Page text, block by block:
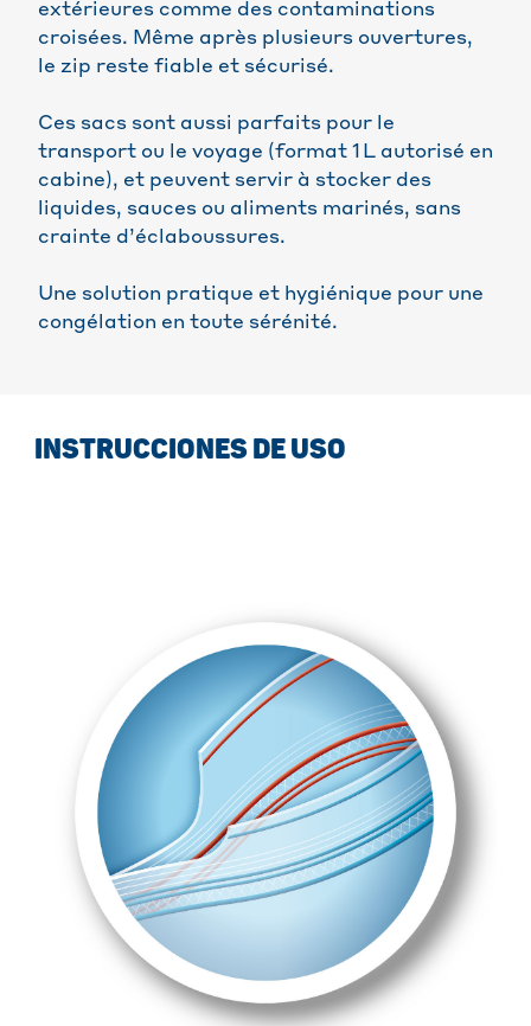
extérieures comme des contaminations
croisées. Même après plusieurs ouvertures,
le zip reste fiable et sécurisé.
Ces sacs sont aussi parfaits pour le
transport ou le voyage (format 1 L autorisé en
cabine), et peuvent servir à stocker des
liquides, sauces ou aliments marinés, sans
crainte d’éclaboussures.
Une solution pratique et hygiénique pour une
congélation en toute sérénité.
INSTRUCCIONES DE USO